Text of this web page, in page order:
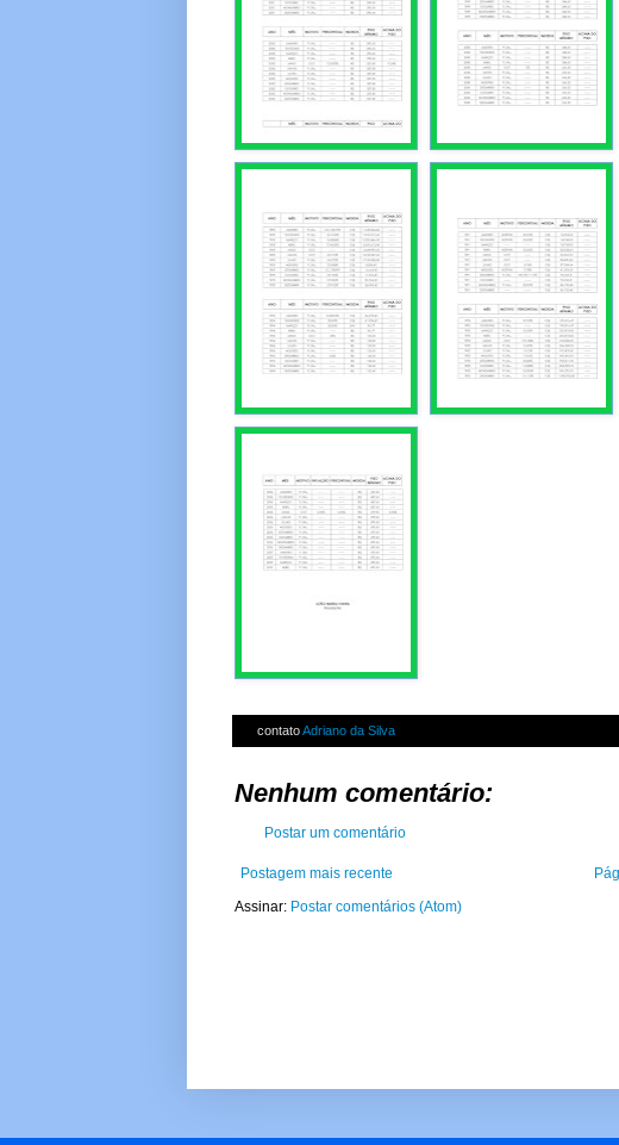
contatoAdriano da Silva
Nenhum comentário:
Postar um comentário
Postagem mais recente
Assinar: Postar comentários (Atom)